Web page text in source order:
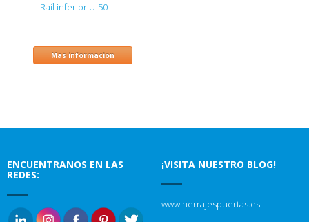
Raíl inferior U-50
Mas informacion
ENCUENTRANOS EN LAS
REDES:
¡VISITA NUESTRO BLOG!
www.herrajespuertas.es